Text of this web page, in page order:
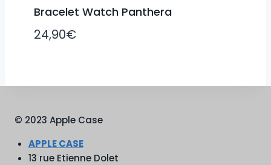
Bracelet Watch Panthera
24,90€
© 2023 Apple Case
APPLE CASE
13 rue Etienne Dolet